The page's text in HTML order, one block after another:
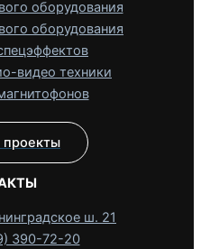
оборудования
оборудования
видео техники
ш. 21
390-72-20